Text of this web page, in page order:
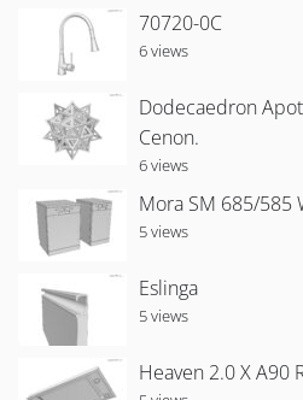
70720-0C
6 views
Dodecaedron
Cenon.
6 views
Mora SM 685/585
5 views
Eslinga
5 views
Heaven 2.0 X A90